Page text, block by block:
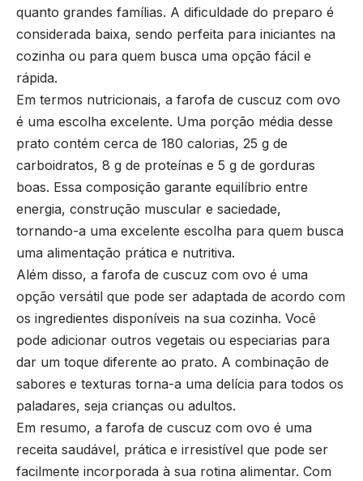
quanto grandes famílias. A dificuldade do preparo é
considerada baixa, sendo perfeita para iniciantes na
cozinha ou para quem busca uma opção fácil e
rápida.
Em termos nutricionais, a farofa de cuscuz com ovo
é uma escolha excelente. Uma porção média desse
prato contém cerca de 180 calorias, 25 g de
carboidratos, 8 g de proteínas e 5 g de gorduras
boas. Essa composição garante equilíbrio entre
energia, construção muscular e saciedade,
tornando-a uma excelente escolha para quem busca
uma alimentação prática e nutritiva.
Além disso, a farofa de cuscuz com ovo é uma
opção versátil que pode ser adaptada de acordo com
os ingredientes disponíveis na sua cozinha. Você
pode adicionar outros vegetais ou especiarias para
dar um toque diferente ao prato. A combinação de
sabores e texturas torna-a uma delícia para todos os
paladares, seja crianças ou adultos.
Em resumo, a farofa de cuscuz com ovo é uma
receita saudável, prática e irresistível que pode ser
facilmente incorporada à sua rotina alimentar. Com